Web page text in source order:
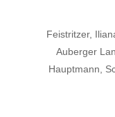
Feistritzer,
Auberger
Hauptmann,